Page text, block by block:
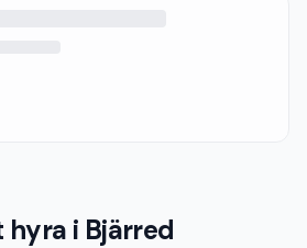
hyra i Bjärred